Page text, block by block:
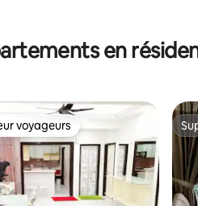
en
voyageurs
voyageurs